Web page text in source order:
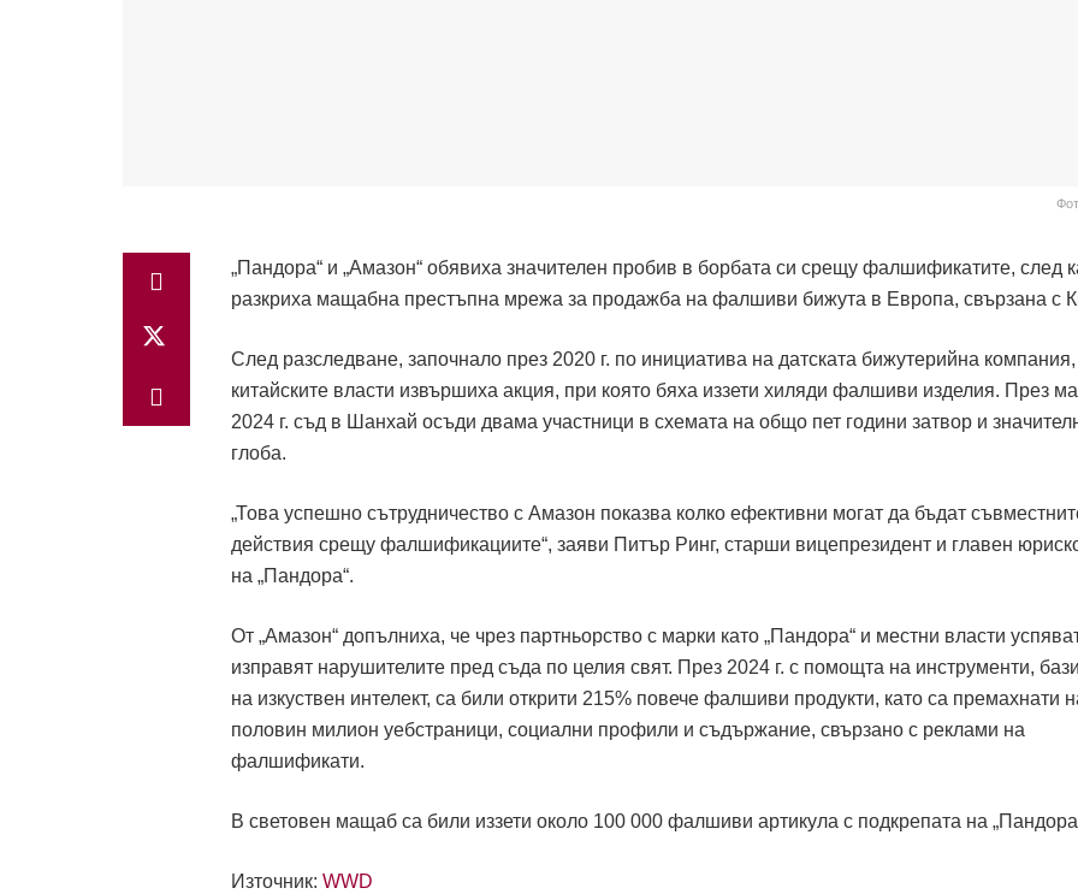
„Пандора“ и „Амазон“ обявиха значителен пробив в борбата си срещу фалшификатите, след
разкриха мащабна престъпна мрежа за продажба на фалшиви бижута в Европа, свързана с
След разследване, започнало през 2020 г. по инициатива на датската бижутерийна компания,
китайските власти извършиха акция, при която бяха иззети хиляди фалшиви изделия. През
2024 г. съд в Шанхай осъди двама участници в схемата на общо пет години затвор и
глоба.
„Това успешно сътрудничество с Амазон показва колко ефективни могат да бъдат
действия срещу фалшификациите“, заяви Питър Ринг, старши вицепрезидент и главен
на „Пандора“.
От „Амазон“ допълниха, че чрез партньорство с марки като „Пандора“ и местни власти
изправят нарушителите пред съда по целия свят. През 2024 г. с помощта на инструменти,
на изкуствен интелект, са били открити 215% повече фалшиви продукти, като са премахнати
половин милион уебстраници, социални профили и съдържание, свързано с реклами на
фалшификати.
В световен мащаб са били иззети около 100 000 фалшиви артикула с подкрепата на
Източник: WWD